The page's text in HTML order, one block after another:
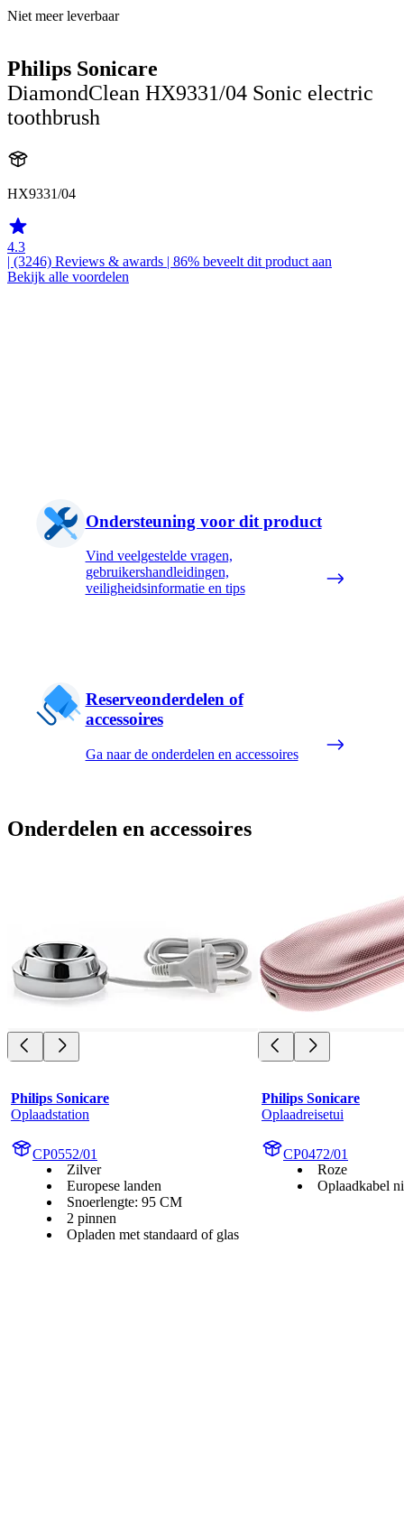
Niet meer leverbaar
Philips Sonicare
DiamondClean HX9331/04 Sonic electric
toothbrush
HX9331/04
4.3
| (3246) Reviews & awards | 86% beveelt dit product aan
Bekijk alle voordelen
Ondersteuning voor dit product
Vind veelgestelde vragen,
gebruikershandleidingen,
veiligheidsinformatie en tips
Reserveonderdelen of
accessoires
Ga naar de onderdelen en accessoires
Onderdelen en accessoires
Philips Sonicare
Oplaadstation
CP0552/01
Zilver
Europese landen
Snoerlengte: 95 CM
2 pinnen
Opladen met standaard of glas
Philips Sonicare
Oplaadreisetui
CP0472/01
Roze
Oplaadkabel